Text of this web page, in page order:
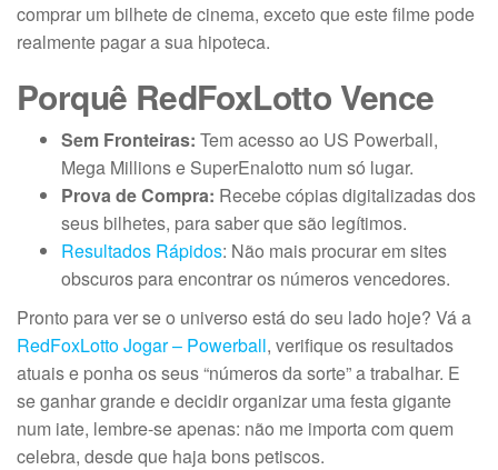
comprar um bilhete de cinema, exceto que este filme pode
realmente pagar a sua hipoteca.
Porquê RedFoxLotto Vence
Sem Fronteiras: Tem acesso ao US Powerball,
Mega Millions e SuperEnalotto num só lugar.
Prova de Compra: Recebe cópias digitalizadas dos
seus bilhetes, para saber que são legítimos.
Resultados Rápidos: Não mais procurar em sites
obscuros para encontrar os números vencedores.
Pronto para ver se o universo está do seu lado hoje? Vá a
RedFoxLotto Jogar – Powerball, verifique os resultados
atuais e ponha os seus “números da sorte” a trabalhar. E
se ganhar grande e decidir organizar uma festa gigante
num iate, lembre-se apenas: não me importa com quem
celebra, desde que haja bons petiscos.